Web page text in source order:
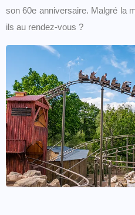
son 60e anniversaire. Malgré la
ils au rendez-vous ?